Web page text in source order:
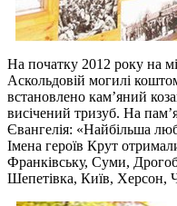
На початку 2012 року на
Аскольдовій могилі
встановлено кам’яний
висічений тризуб. На
Євангелія: «Найбільша
Імена героїв Крут
Франківську, Суми,
Шепетівка, Київ, Херсон,